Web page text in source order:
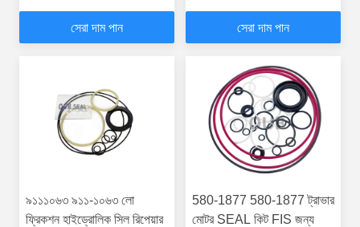
হাইড্রোলিক সিলিন্ডার প্রতিস্থাপন
যন্ত্রাংশের জন্যসেরা দাম পান
772, 773B, 773D, 773E,
সেরা দাম পান
৯১১১০৬৩ ৯১১-১০৬৩ লো
ফ্রিকশন হাইড্রোলিক সিল রিপেয়ার
580-1877 580-1877 ট্রাভার
মোটর SEAL কিট FIS জন্য